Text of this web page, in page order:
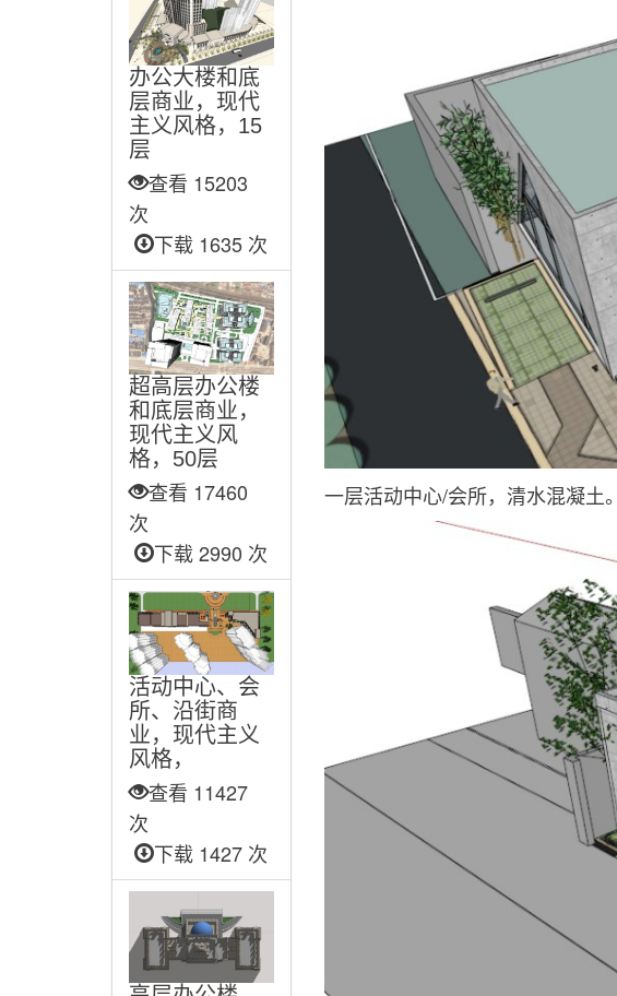
办公大楼和底
层商业，现代
主义风格，15
层
查看 15203
次
下载 1635 次
超高层办公楼
和底层商业，
现代主义风
格，50层
查看 17460
次
下载 2990 次
活动中心、会
所、沿街商
业，现代主义
风格，
查看 11427
次
下载 1427 次
一层活动中心/会所，清水混凝土